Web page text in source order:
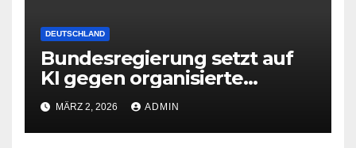
DEUTSCHLAND
Bundesregierung setzt auf
KI gegen organisierte
Kriminalität
MÄRZ 2, 2026 ADMIN